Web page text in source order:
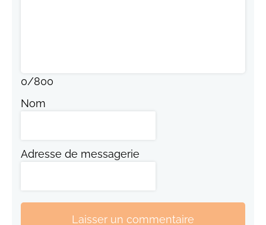
0/800
Nom
Adresse de messagerie
Laisser un commentaire